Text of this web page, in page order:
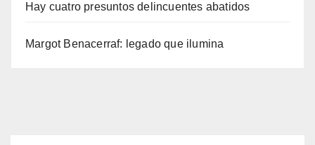
Hay cuatro presuntos delincuentes abatidos
Margot Benacerraf: legado que ilumina